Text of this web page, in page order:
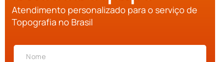
Atendimento personalizado para o serviço de
Topografia no Brasil